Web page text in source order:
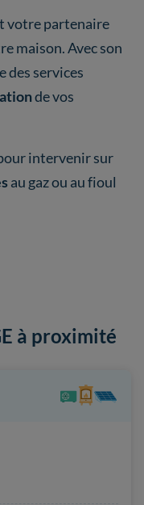
votre partenaire
maison. Avec son
des services
de vos
intervenir sur
au gaz ou au fioul
à proximité